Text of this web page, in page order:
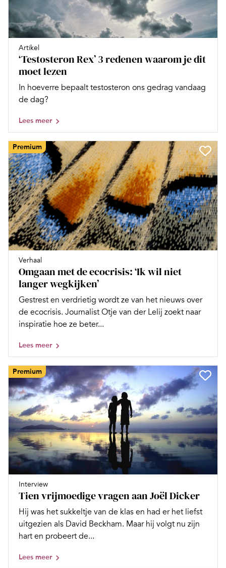
Artikel
‘Testosteron Rex’ 3 redenen waarom je dit
moet lezen
In hoeverre bepaalt testosteron ons gedrag vandaag
de dag?
Lees meer
Premium
Verhaal
Omgaan met de ecocrisis: ‘Ik wil niet
langer wegkijken’
Gestrest en verdrietig wordt ze van het nieuws over
de ecocrisis. Journalist Otje van der Lelij zoekt naar
inspiratie hoe ze beter...
Lees meer
Premium
Interview
Tien vrijmoedige vragen aan Joël Dicker
Hij was het sukkeltje van de klas en had er het liefst
uitgezien als David Beckham. Maar hij volgt nu zijn
hart en probeert de...
Lees meer